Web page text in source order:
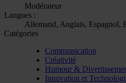
Modérateur
Langues :
Allemand, Anglais, Espagnol,
Catégories
Communication
Créativité
Humour &
Innovation et